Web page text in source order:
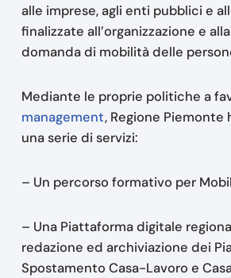
alle imprese, agli enti pubblici e
finalizzate all’organizzazione e
domanda di mobilità delle
Mediante le proprie politiche a
management, Regione Piemonte
una serie di servizi:
– Un percorso formativo per
– Una Piattaforma digitale
redazione ed archiviazione dei
Spostamento Casa-Lavoro e